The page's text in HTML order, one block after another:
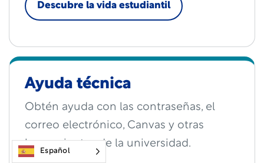
Descubre la vida estudiantil
Ayuda técnica
Obtén ayuda con las contraseñas, el
correo electrónico, Canvas y otras
herramientas de la universidad.
Español